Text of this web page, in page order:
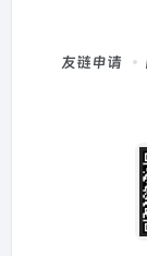
友链申请